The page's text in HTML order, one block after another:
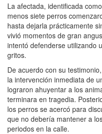
La afectada, identificada como
menos siete perros
hasta dejarla prácticamente
vivió momentos de gran
intentó defenderse utilizando
gritos.
De acuerdo con su
la intervención inmediata de
lograron ahuyentar a los
terminara en tragedia.
los perros se acercó para
que no debería mantener a
periodos en la calle.